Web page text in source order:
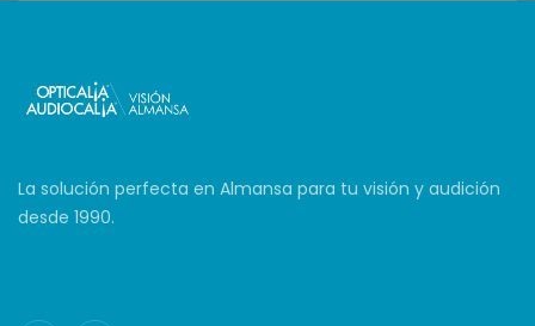
La solución perfecta en Almansa para tu visión y audición
desde 1990.